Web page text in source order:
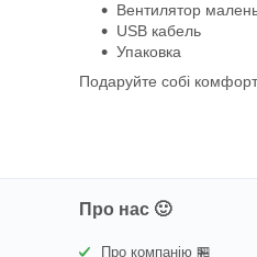
Вентилятор
USB кабель
Упаковка
Подаруйте собі
Про нас 🙂
Про компанію 🏪